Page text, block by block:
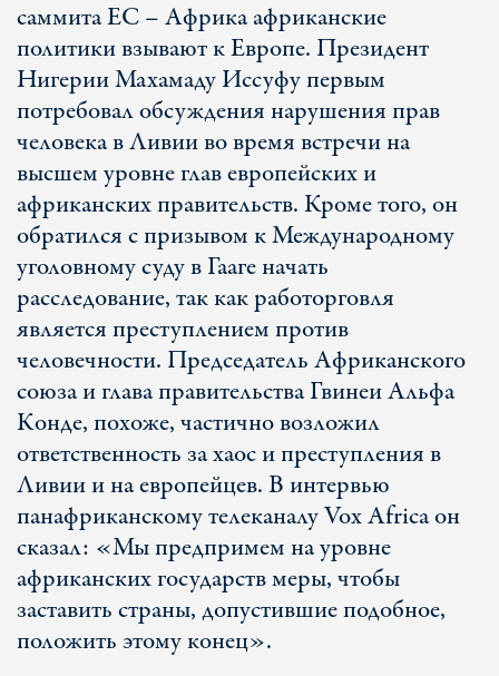
саммита ЕС – Африка африканские
политики взывают к Европе. Президент
Нигерии Махамаду Иссуфу первым
потребовал обсуждения нарушения прав
человека в Ливии во время встречи на
высшем уровне глав европейских и
африканских правительств. Кроме того, он
обратился с призывом к Международному
уголовному суду в Гааге начать
расследование, так как работорговля
является преступлением против
человечности. Председатель Африканского
союза и глава правительства Гвинеи Альфа
Конде, похоже, частично возложил
ответственность за хаос и преступления в
Ливии и на европейцев. В интервью
панафриканскому телеканалу Vox Africa он
сказал: «Мы предпримем на уровне
африканских государств меры, чтобы
заставить страны, допустившие подобное,
положить этому конец».